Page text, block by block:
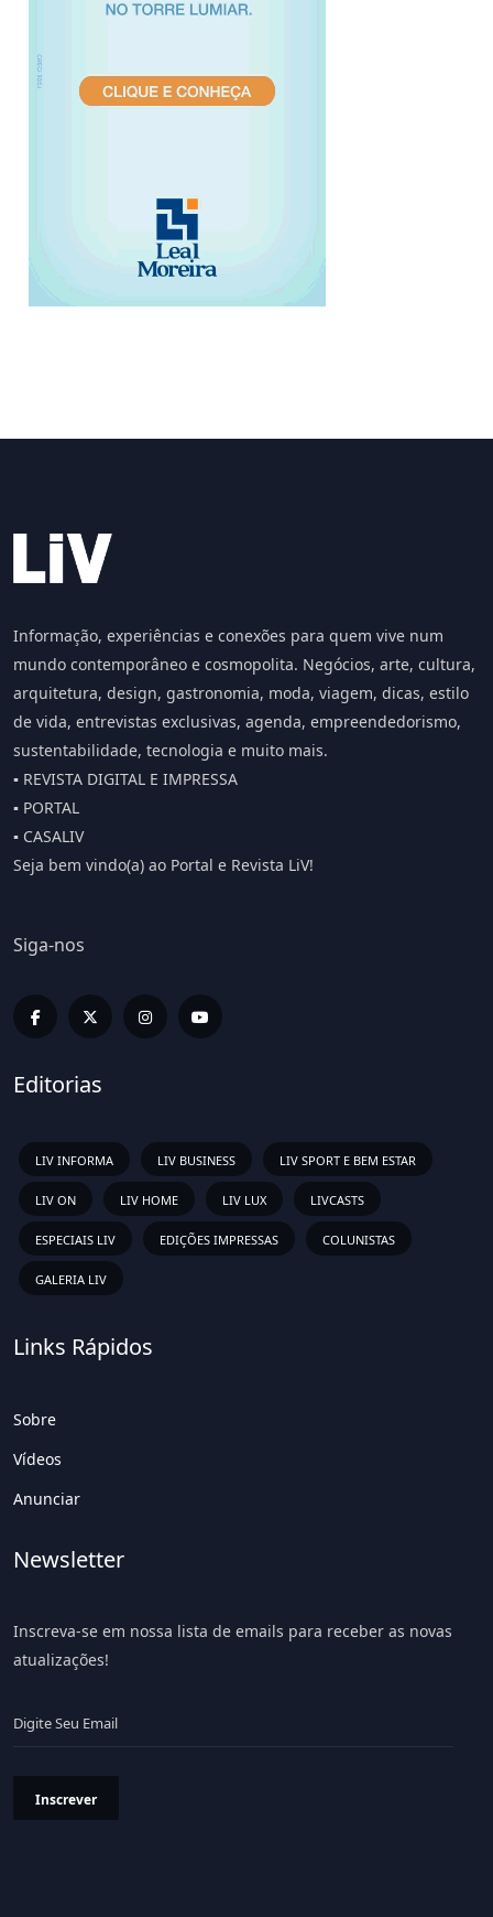
Informação, experiências e conexões para quem vive num
mundo contemporâneo e cosmopolita. Negócios, arte, cultura,
arquitetura, design, gastronomia, moda, viagem, dicas, estilo
de vida, entrevistas exclusivas, agenda, empreendedorismo,
sustentabilidade, tecnologia e muito mais.
▪️ REVISTA DIGITAL E IMPRESSA
▪️ PORTAL
▪️ CASALIV
Seja bem vindo(a) ao Portal e Revista LiV!
Siga-nos
Editorias
LIV INFORMA LIV BUSINESS LIV SPORT E BEM ESTAR
LIV ON LIV HOME LIV LUX LIVCASTS
ESPECIAIS LIV EDIÇÕES IMPRESSAS COLUNISTAS
GALERIA LIV
Links Rápidos
Sobre
Vídeos
Anunciar
Newsletter
Inscreva-se em nossa lista de emails para receber as novas
atualizações!
Inscrever